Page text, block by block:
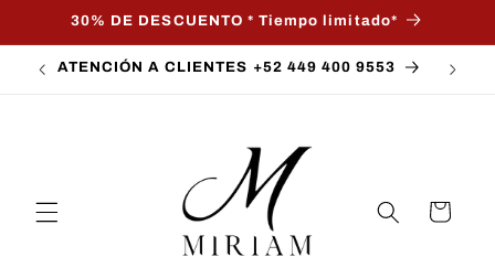
directamente
al contenido
30% DE DESCUENTO * Tiempo limitado*
ATENCIÓN A CLIENTES +52 449 400 9553
Carrito